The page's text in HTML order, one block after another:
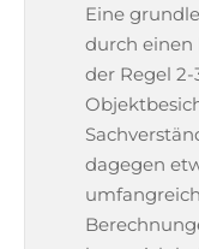
Eine
durch
der Regel
dagegen